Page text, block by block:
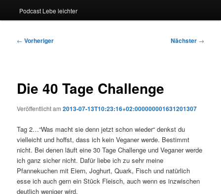
Podcast Lebe leichter
Beitragsnavigation
← Vorheriger Nächster →
Die 40 Tage Challenge
Veröffentlicht am2013-07-13T10:23:16+02:000000001631201307
Tag 2…“Was macht sie denn jetzt schon wieder“ denkst du
vielleicht und hoffst, dass ich kein Veganer werde. Bestimmt
nicht. Bei denen läuft eine 30 Tage Challenge und Veganer werde
ich ganz sicher nicht. Dafür liebe ich zu sehr meine
Pfannekuchen mit Eiern, Joghurt, Quark, Fisch und natürlich
esse ich auch gern ein Stück Fleisch, auch wenn es inzwischen
deutlich weniger wird.